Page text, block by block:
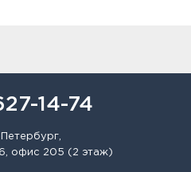
14-74
офис 205 (2 этаж)